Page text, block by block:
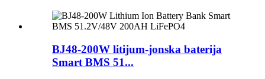
BJ48-200W litijum-jonska baterija
Smart BMS 51...